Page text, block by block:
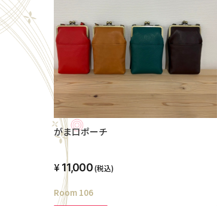
がま口ポーチ
11,000(税込)
Room 106